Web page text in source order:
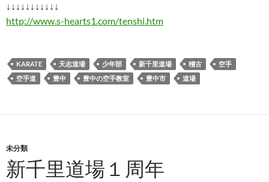
↓↓↓↓↓↓↓↓↓↓↓
http://www.s-hearts1.com/tenshi.htm
KARATE 天志道場 少年部 新千里道場 稽古
空手
空手道
豊中 豊中の空手教室 豊中市 道場
未分類
新千里道場１周年